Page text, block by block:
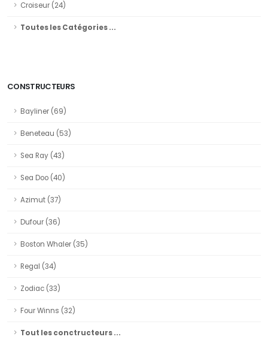
Croiseur (24)
Toutes les Catégories ...
CONSTRUCTEURS
Bayliner (69)
Beneteau (53)
Sea Ray (43)
Sea Doo (40)
Azimut (37)
Dufour (36)
Boston Whaler (35)
Regal (34)
Zodiac (33)
Four Winns (32)
Tout les conctructeurs ...